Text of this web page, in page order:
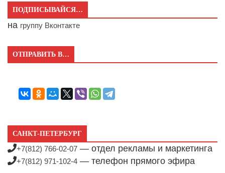
ПОДПИСЫВАЙСЯ…
на группу Вконтакте
ОТПРАВИТЬ В…
САНКТ-ПЕТЕРБУРГ
+7(812) 766-02-07 — отдел рекламы и маркетинга
+7(812) 971-102-4 — телефон прямого эфира